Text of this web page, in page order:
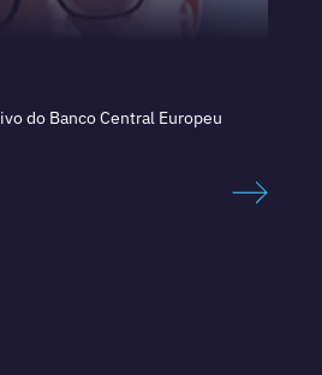
do Banco Central Europeu